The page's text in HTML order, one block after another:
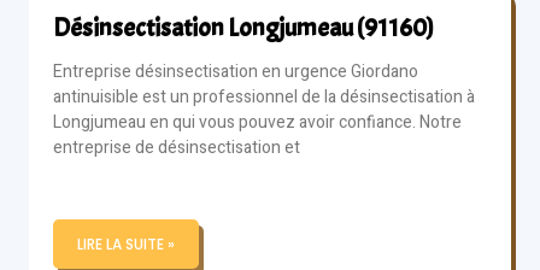
Désinsectisation Longjumeau (91160)
Entreprise désinsectisation en urgence Giordano
antinuisible est un professionnel de la désinsectisation à
Longjumeau en qui vous pouvez avoir confiance. Notre
entreprise de désinsectisation et
LIRE LA SUITE »